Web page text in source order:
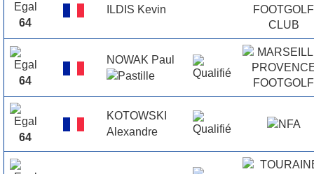
64
ILDIS Kevin
64
NOWAK Paul
64
KOTOWSKI
Alexandre